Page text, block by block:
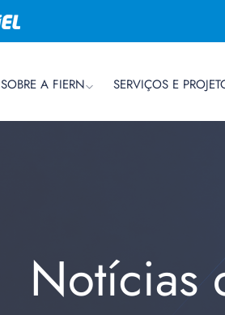
SOBRE A FIERN SERVIÇOS E
Notícias